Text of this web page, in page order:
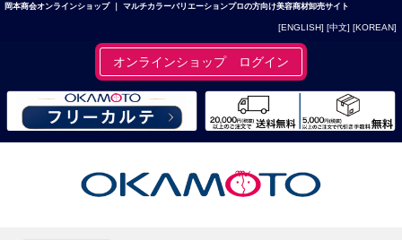
岡本商会オンラインショップ ｜ マルチカラーバリエーションプロの方向け美容商材卸売サイト
[ENGLISH] [中文] [KOREAN]
オンラインショップ ログイン